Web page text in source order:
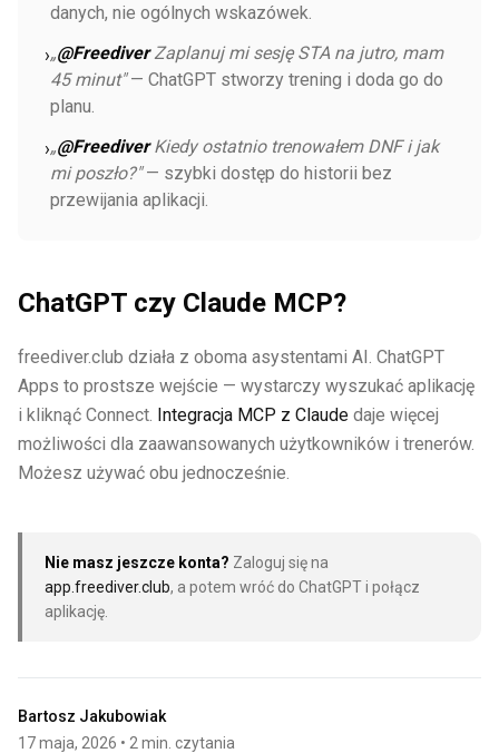
danych, nie ogólnych wskazówek.
›„@FreediverZaplanuj mi sesję STA na jutro, mam
45 minut"— ChatGPT stworzy trening i doda go do
planu.
›„@FreediverKiedy ostatnio trenowałem DNF i jak
mi poszło?"— szybki dostęp do historii bez
przewijania aplikacji.
ChatGPT czy Claude MCP?
freediver.club działa z oboma asystentami AI. ChatGPT
Apps to prostsze wejście — wystarczy wyszukać aplikację
i kliknąć Connect. Integracja MCP z Claude daje więcej
możliwości dla zaawansowanych użytkowników i trenerów.
Możesz używać obu jednocześnie.
Nie masz jeszcze konta? Zaloguj się na
app.freediver.club, a potem wróć do ChatGPT i połącz
aplikację.
Bartosz Jakubowiak
17 maja, 2026 • 2 min. czytania